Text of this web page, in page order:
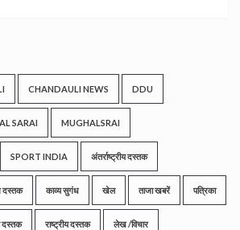
CHANDAULI NEWS DDU
SARAI MUGHALSRAI
SPORT INDIA अंतर्राष्ट्रीय दस्तक
दस्तक काव्य सुगंध खेल ताजा खबरें पत्रिका
दस्तक राष्ट्रीय दस्तक लेख /विचार